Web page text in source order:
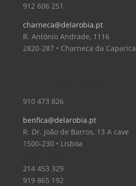
912 606 251
charneca@delarobia.pt
R. António Andrade, 1116
2820-287 • Charneca da Caparica
910 473 826
benfica@delarobia.pt
R. Dr. João de Barros, 13 A cave
1500-230 • Lisboa
214 453 329
919 865 192